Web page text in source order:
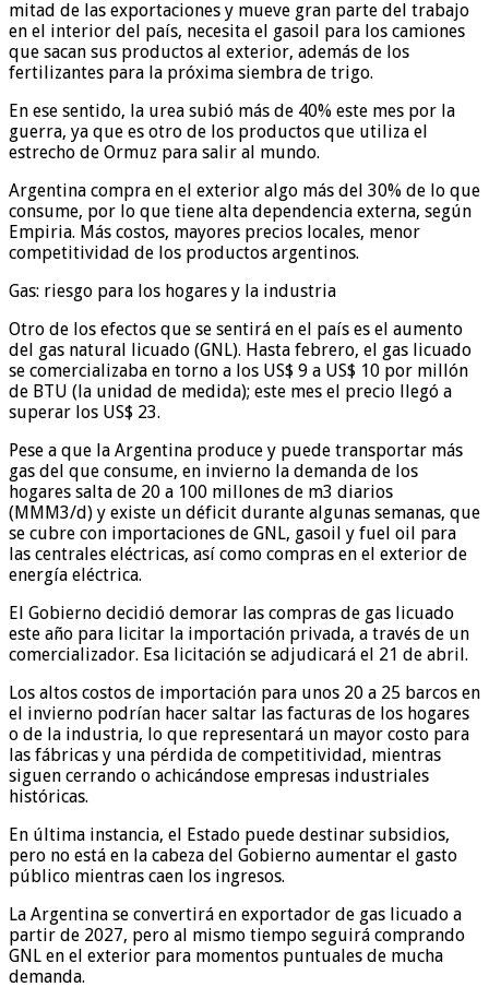
mitad de las exportaciones y mueve gran parte del trabajo
en el interior del país, necesita el gasoil para los camiones
que sacan sus productos al exterior, además de los
fertilizantes para la próxima siembra de trigo.
En ese sentido, la urea subió más de 40% este mes por la
guerra, ya que es otro de los productos que utiliza el
estrecho de Ormuz para salir al mundo.
Argentina compra en el exterior algo más del 30% de lo que
consume, por lo que tiene alta dependencia externa, según
Empiria. Más costos, mayores precios locales, menor
competitividad de los productos argentinos.
Gas: riesgo para los hogares y la industria
Otro de los efectos que se sentirá en el país es el aumento
del gas natural licuado (GNL). Hasta febrero, el gas licuado
se comercializaba en torno a los US$ 9 a US$ 10 por millón
de BTU (la unidad de medida); este mes el precio llegó a
superar los US$ 23.
Pese a que la Argentina produce y puede transportar más
gas del que consume, en invierno la demanda de los
hogares salta de 20 a 100 millones de m3 diarios
(MMM3/d) y existe un déficit durante algunas semanas, que
se cubre con importaciones de GNL, gasoil y fuel oil para
las centrales eléctricas, así como compras en el exterior de
energía eléctrica.
El Gobierno decidió demorar las compras de gas licuado
este año para licitar la importación privada, a través de un
comercializador. Esa licitación se adjudicará el 21 de abril.
Los altos costos de importación para unos 20 a 25 barcos en
el invierno podrían hacer saltar las facturas de los hogares
o de la industria, lo que representará un mayor costo para
las fábricas y una pérdida de competitividad, mientras
siguen cerrando o achicándose empresas industriales
históricas.
En última instancia, el Estado puede destinar subsidios,
pero no está en la cabeza del Gobierno aumentar el gasto
público mientras caen los ingresos.
La Argentina se convertirá en exportador de gas licuado a
partir de 2027, pero al mismo tiempo seguirá comprando
GNL en el exterior para momentos puntuales de mucha
demanda.